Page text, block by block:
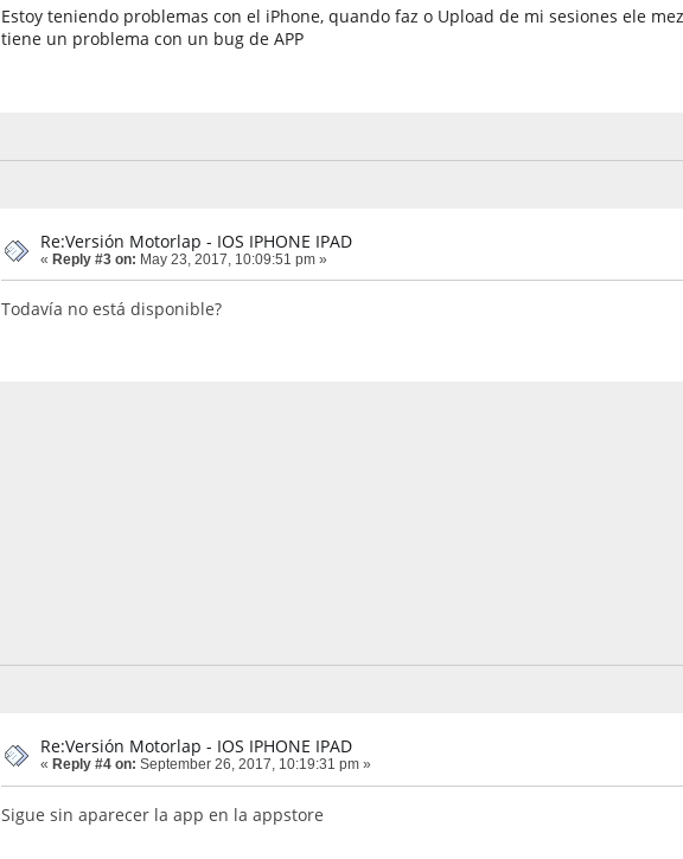
Estoy teniendo problemas con el iPhone, quando faz o Upload de mi sesiones ele
tiene un problema con un bug de APP
Re:Versión Motorlap - IOS IPHONE IPAD
« Reply #3 on: May 23, 2017, 10:09:51 pm »
Todavía no está disponible?
Re:Versión Motorlap - IOS IPHONE IPAD
« Reply #4 on: September 26, 2017, 10:19:31 pm »
Sigue sin aparecer la app en la appstore